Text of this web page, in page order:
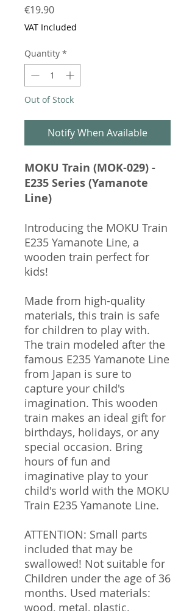
€19.90Price
VAT Included
Quantity *
Out of Stock
Notify When Available
MOKU Train (MOK-029) -
E235 Series (Yamanote
Line)
Introducing the MOKU Train
E235 Yamanote Line, a
wooden train perfect for
kids!
Made from high-quality
materials, this train is safe
for children to play with.
The train modeled after the
famous E235 Yamanote Line
from Japan is sure to
capture your child's
imagination. This wooden
train makes an ideal gift for
birthdays, holidays, or any
special occasion. Bring
hours of fun and
imaginative play to your
child's world with the MOKU
Train E235 Yamanote Line.
ATTENTION: Small parts
included that may be
swallowed! Not suitable for
Children under the age of 36
months. Used materials:
wood, metal, plastic.